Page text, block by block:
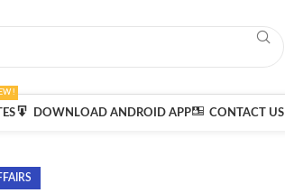
!
DOWNLOAD ANDROID APP CONTACT US